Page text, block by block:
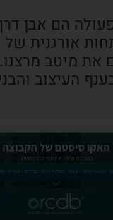
הם אבן
אורגנית
את מיטב מרצנו.
העיצוב